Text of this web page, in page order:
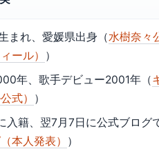
まれ、愛媛県出身（水樹奈々
ール） ）
年、歌手デビュー2001年（
式） ）
入籍、翌7月7日に公式ブログ
本人発表） ）